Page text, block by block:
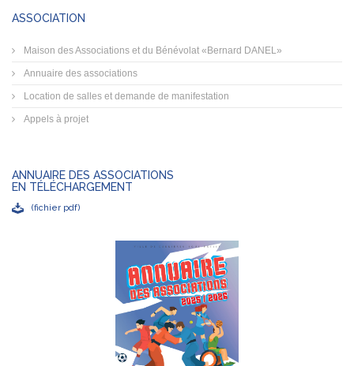
ASSOCIATION
Maison des Associations et du Bénévolat «Bernard DANEL»
Annuaire des associations
Location de salles et demande de manifestation
Appels à projet
ANNUAIRE DES ASSOCIATIONS
EN TÉLÉCHARGEMENT
(fichier pdf)